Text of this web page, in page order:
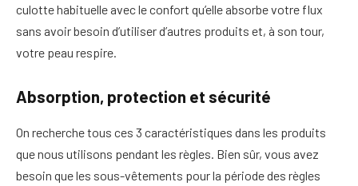
culotte habituelle avec le confort qu’elle absorbe votre flux
sans avoir besoin d’utiliser d’autres produits et, à son tour,
votre peau respire.
Absorption, protection et sécurité
On recherche tous ces 3 caractéristiques dans les produits
que nous utilisons pendant les règles. Bien sûr, vous avez
besoin que les sous-vêtements pour la période des règles